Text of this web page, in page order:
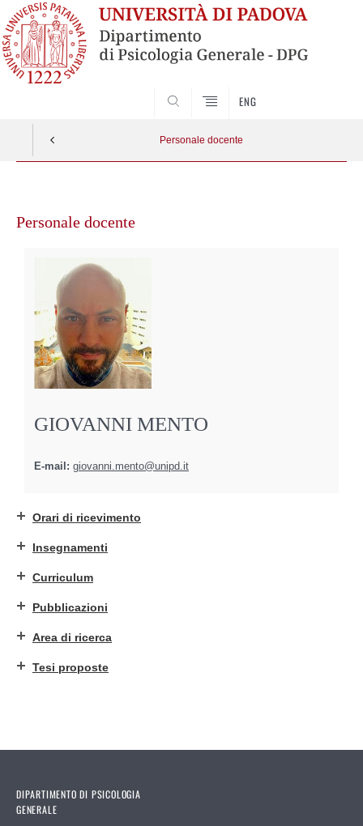
ENG
Personale docente
contenuto
Personale docente
GIOVANNI MENTO
E-mail: giovanni.mento@unipd.it
Orari di ricevimento
Insegnamenti
Curriculum
Pubblicazioni
Area di ricerca
Tesi proposte
DIPARTIMENTO DI PSICOLOGIA
GENERALE